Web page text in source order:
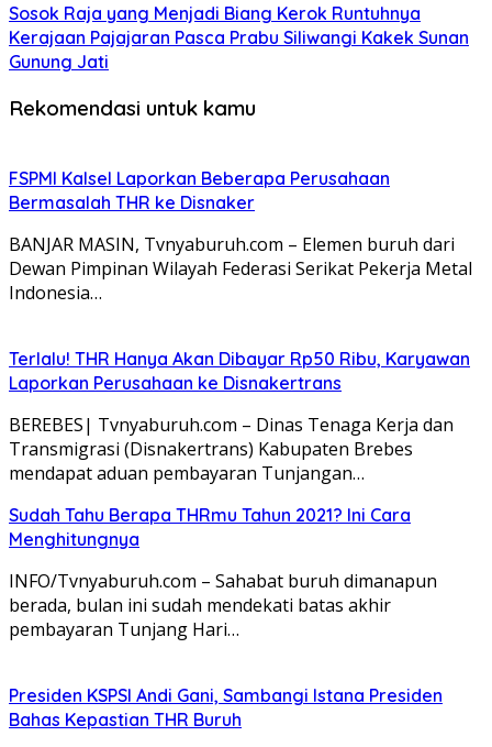
Sosok Raja yang Menjadi Biang Kerok Runtuhnya
Kerajaan Pajajaran Pasca Prabu Siliwangi Kakek Sunan
Gunung Jati
Rekomendasi untuk kamu
FSPMI Kalsel Laporkan Beberapa Perusahaan
Bermasalah THR ke Disnaker
BANJAR MASIN, Tvnyaburuh.com – Elemen buruh dari
Dewan Pimpinan Wilayah Federasi Serikat Pekerja Metal
Indonesia…
Terlalu! THR Hanya Akan Dibayar Rp50 Ribu, Karyawan
Laporkan Perusahaan ke Disnakertrans
BEREBES| Tvnyaburuh.com – Dinas Tenaga Kerja dan
Transmigrasi (Disnakertrans) Kabupaten Brebes
mendapat aduan pembayaran Tunjangan…
Sudah Tahu Berapa THRmu Tahun 2021? Ini Cara
Menghitungnya
INFO/Tvnyaburuh.com – Sahabat buruh dimanapun
berada, bulan ini sudah mendekati batas akhir
pembayaran Tunjang Hari…
Presiden KSPSI Andi Gani, Sambangi Istana Presiden
Bahas Kepastian THR Buruh